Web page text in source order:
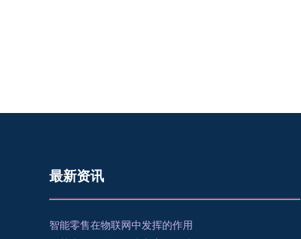
最新资讯
智能零售在物联网中发挥的作用